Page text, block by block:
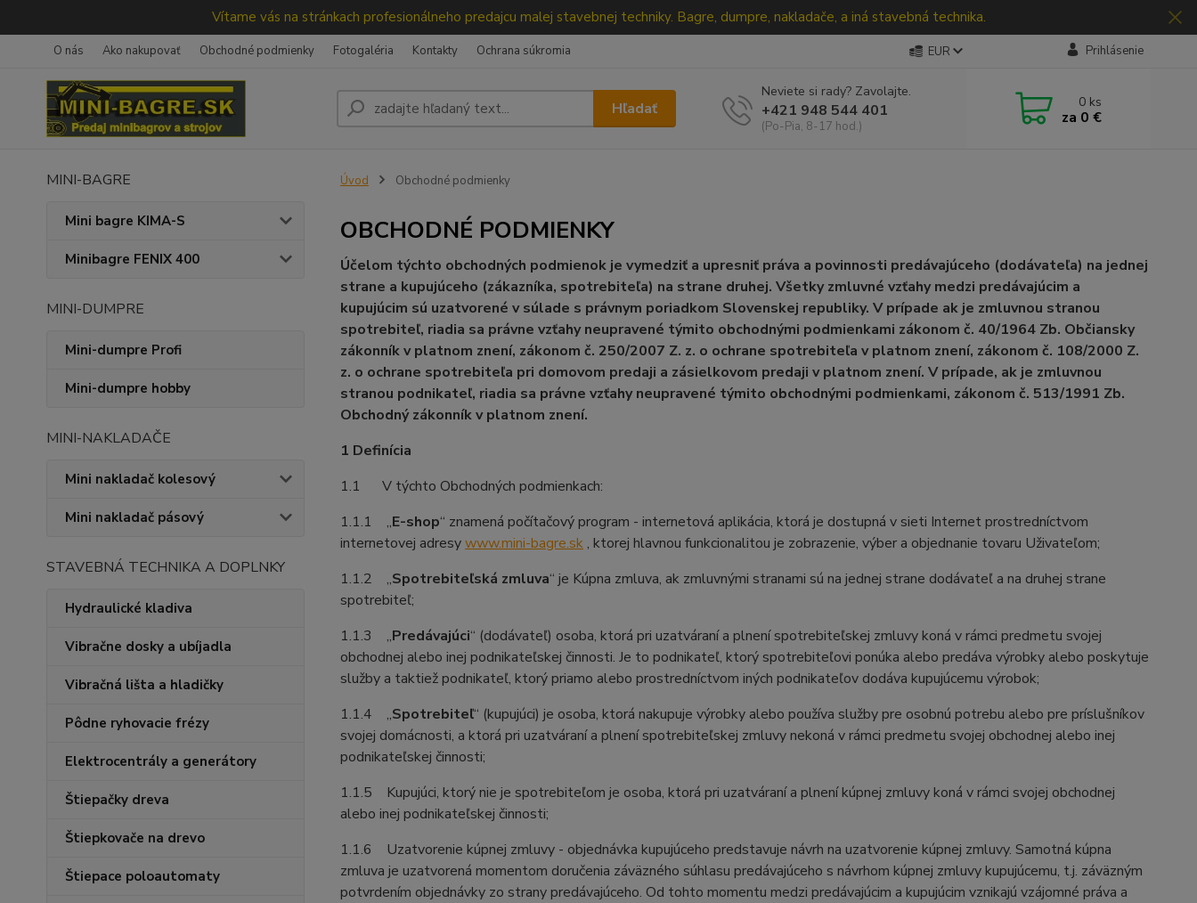
Vítame vás na stránkach profesionálneho predajcu malej stavebnej techniky. Bagre, dumpre, nakladače, a iná stavebná technika.
O nás Ako nakupovať Obchodné podmienky Fotogaléria Kontakty Ochrana súkromia EUR Prihlásenie
Hľadať
Neviete si rady? Zavolajte.
+421 948 544 401
(Po-Pia, 8-17 hod.)
0 ks
za 0 €
MINI-BAGRE
Mini bagre KIMA-S
Minibagre FENIX 400
MINI-DUMPRE
Mini-dumpre Profi
Mini-dumpre hobby
MINI-NAKLADAČE
Mini nakladač kolesový
Mini nakladač pásový
STAVEBNÁ TECHNIKA A DOPLNKY
Hydraulické kladiva
Vibračne dosky a ubíjadla
Vibračná lišta a hladičky
Pôdne ryhovacie frézy
Elektrocentrály a generátory
Štiepačky dreva
Štiepkovače na drevo
Štiepace poloautomaty
Úvod Obchodné podmienky
OBCHODNÉ PODMIENKY
Účelom týchto obchodných podmienok je vymedziť a upresniť práva a povinnosti predávajúceho (dodávateľa) na jednej
strane a kupujúceho (zákazníka, spotrebiteľa) na strane druhej. Všetky zmluvné vzťahy medzi predávajúcim a
kupujúcim sú uzatvorené v súlade s právnym poriadkom Slovenskej republiky. V prípade ak je zmluvnou stranou
spotrebiteľ, riadia sa právne vzťahy neupravené týmito obchodnými podmienkami zákonom č. 40/1964 Zb. Občiansky
zákonník v platnom znení, zákonom č. 250/2007 Z. z. o ochrane spotrebiteľa v platnom znení, zákonom č. 108/2000 Z.
z. o ochrane spotrebiteľa pri domovom predaji a zásielkovom predaji v platnom znení. V prípade, ak je zmluvnou
stranou podnikateľ, riadia sa právne vzťahy neupravené týmito obchodnými podmienkami, zákonom č. 513/1991 Zb.
Obchodný zákonník v platnom znení.
1 Definícia
1.1 V týchto Obchodných podmienkach:
1.1.1 „E-shop“ znamená počítačový program - internetová aplikácia, ktorá je dostupná v sieti Internet prostredníctvom
internetovej adresywww.mini-bagre.sk, ktorej hlavnou funkcionalitou je zobrazenie, výber a objednanie tovaru Uživateľom;
1.1.2 „Spotrebiteľská zmluva“ je Kúpna zmluva, ak zmluvnými stranami sú na jednej strane dodávateľ a na druhej strane
spotrebiteľ;
1.1.3 „Predávajúci“ (dodávateľ) osoba, ktorá pri uzatváraní a plnení spotrebiteľskej zmluvy koná v rámci predmetu svojej
obchodnej alebo inej podnikateľskej činnosti. Je to podnikateľ, ktorý spotrebiteľovi ponúka alebo predáva výrobky alebo poskytuje
služby a taktiež podnikateľ, ktorý priamo alebo prostredníctvom iných podnikateľov dodáva kupujúcemu výrobok;
1.1.4 „Spotrebiteľ“ (kupujúci) je osoba, ktorá nakupuje výrobky alebo používa služby pre osobnú potrebu alebo pre príslušníkov
svojej domácnosti, a ktorá pri uzatváraní a plnení spotrebiteľskej zmluvy nekoná v rámci predmetu svojej obchodnej alebo inej
podnikateľskej činnosti;
1.1.5 Kupujúci, ktorý nie je spotrebiteľom je osoba, ktorá pri uzatváraní a plnení kúpnej zmluvy koná v rámci svojej obchodnej
alebo inej podnikateľskej činnosti;
1.1.6 Uzatvorenie kúpnej zmluvy - objednávka kupujúceho predstavuje návrh na uzatvorenie kúpnej zmluvy. Samotná kúpna
zmluva je uzatvorená momentom doručenia záväzného súhlasu predávajúceho s návrhom kúpnej zmluvy kupujúcemu, t.j. záväzným
potvrdením objednávky zo strany predávajúceho. Od tohto momentu medzi predávajúcim a kupujúcim vznikajú vzájomné práva a